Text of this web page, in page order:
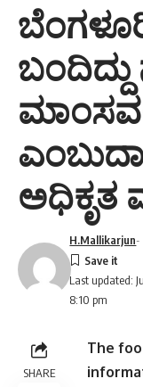
ಅಧಿಕೃತ
Last updated:
8:10 pm
H.Mallikarjun-
SHARE
The